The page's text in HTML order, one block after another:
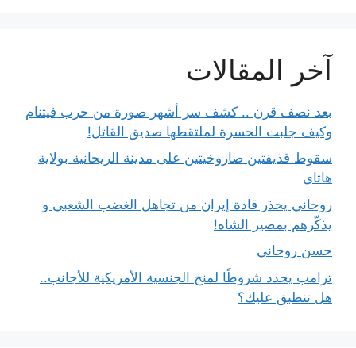
آخر المقالات
بعد نصف قرن .. كشف سر أشهر صورة من حرب فيتنام
وكيف جلبت الحسرة لملتقطها صديق القاتل!
سقوط قذيفتين صاروخيتين على مدينة الريحانية بولاية
هاتاي
روحاني يحذر قادة إيران من تجاهل الغضب الشعبي و
يذكّرهم بمصير الشاه!
حسن روحاني
ترامب يحدد شروطًا لمنح الجنسية الأمريكية للأجانب..
هل تنطبق عليك؟